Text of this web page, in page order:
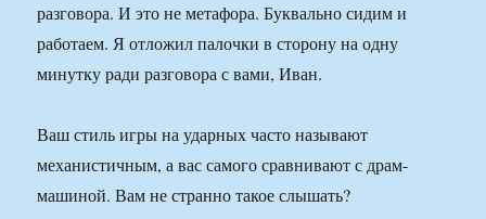
разговора. И это не метафора. Буквально сидим и
работаем. Я отложил палочки в сторону на одну
минутку ради разговора с вами, Иван.
Ваш стиль игры на ударных часто называют
механистичным, а вас самого сравнивают с драм-
машиной. Вам не странно такое слышать?